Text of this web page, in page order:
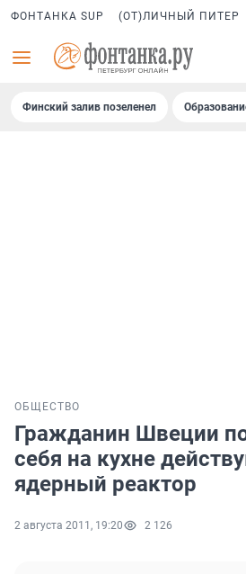
ФОНТАНКА SUP (ОТ)ЛИЧНЫЙ ПИТЕР
Финский залив позеленел
ОБЩЕСТВО
Гражданин Швеции
себя на кухне
ядерный реактор
2 августа 2011, 19:20 2 126